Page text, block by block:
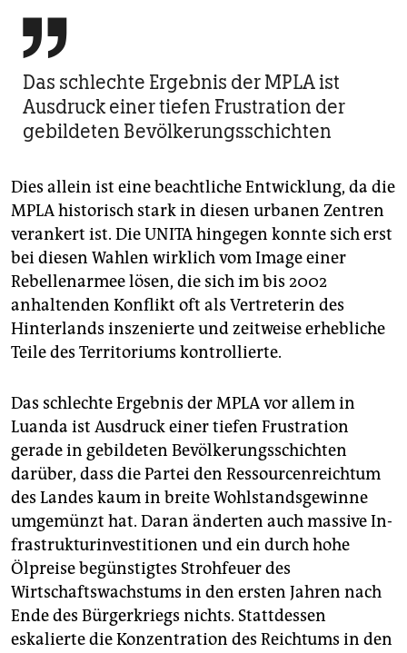

Das schlechte Ergebnis der MPLA ist
Ausdruck einer tiefen Frustration der
gebildeten Bevölkerungsschichten
Dies allein ist eine beachtliche Entwicklung, da die
MPLA historisch stark in diesen urbanen Zentren
verankert ist. Die UNITA hingegen konnte sich erst
bei diesen Wahlen wirklich vom Image einer
Rebellenarmee lösen, die sich im bis 2002
anhaltenden Konflikt oft als Vertreterin des
Hinterlands inszenierte und zeitweise erhebliche
Teile des Territoriums kontrollierte.
Das schlechte Ergebnis der MPLA vor allem in
Luanda ist Ausdruck einer tiefen Frustration
gerade in gebildeten Bevölkerungsschichten
darüber, dass die Partei den Ressourcenreichtum
des Landes kaum in breite Wohlstandsgewinne
umgemünzt hat. Daran änderten auch massive In­
fra­struk­tur­in­ves­ti­tionen und ein durch hohe
Ölpreise begünstigtes Strohfeuer des
Wirtschaftswachstums in den ersten Jahren nach
Ende des Bürgerkriegs nichts. Stattdessen
eskalierte die Konzentration des Reichtums in den